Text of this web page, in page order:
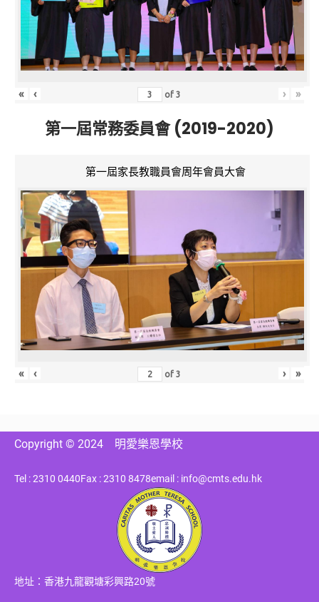
« ‹ of3 › »
第一屆常務委員會 (2019-2020)
第一屆家長教職員會周年會員大會
« ‹ of3 › »
Copyright © 2024 明愛樂恩學校
Tel : 2310 0440Fax : 2310 8478email : info@cmts.edu.hk
地址：香港九龍觀塘彩興路20號